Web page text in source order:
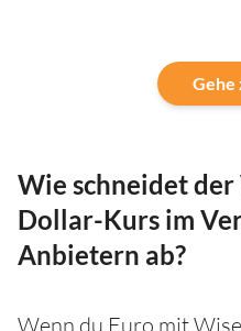
Gehe
Wie schneidet
Dollar-Kurs im
Anbietern ab?
Wenn du Euro mit